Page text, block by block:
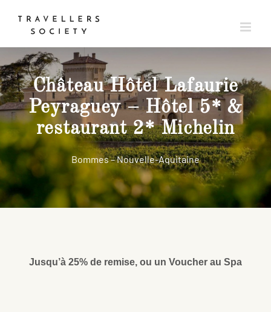
contenu
Château Hôtel Lafaurie
Peyraguey – Hôtel 5* &
restaurant 2* Michelin
Bommes – Nouvelle-Aquitaine
Jusqu’à 25% de remise, ou un Voucher au Spa